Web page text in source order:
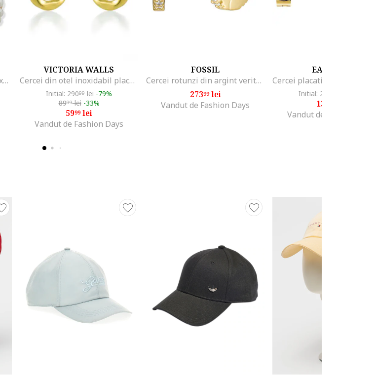
Cercei cu model stratifcat Luxury, Alb/Auriu
VICTORIA WALLS
Cercei din otel inoxidabil placati cu aur de 18K, Auriu
Initial: 29099 lei -79%
8999lei -33%
5999lei
Vandut de Fashion Days
FOSSIL
Cercei rotunzi din argint veritabil incrustati cu zirconia, Auriu
27399lei
Vandut de Fashion Days
EASTSIDE
Initial: 250
134
Vandut de Fashion Days